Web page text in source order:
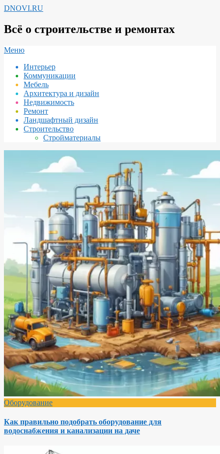
Перейти
содержимому
DNOVI.RU
Всё о строительстве и ремонтах
Вторичное
навигации
Меню
Интерьер
Коммуникации
Мебель
Архитектура и дизайн
Недвижимость
Ремонт
Ландшафтный дизайн
Строительство
Стройматериалы
Оборудование
Как правильно подобрать оборудование для
водоснабжения и канализации на даче